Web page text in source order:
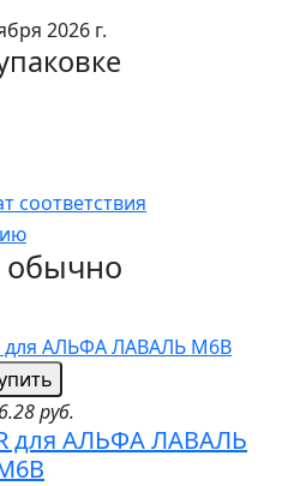
2026 г.
соответствия
обычно
руб.
для АЛЬФА ЛАВАЛЬ